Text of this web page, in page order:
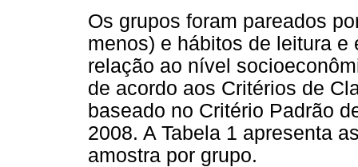
Os grupos foram pareados
menos) e hábitos de leitura
relação ao nível
de acordo aos Critérios de
baseado no Critério Padrão
2008. A Tabela 1 apresenta
amostra por grupo.